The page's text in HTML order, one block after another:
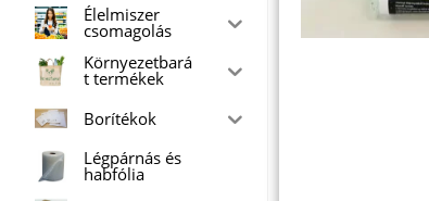
Élelmiszer
csomagolás
Környezetbará
t termékek
Borítékok
Légpárnás és
habfólia